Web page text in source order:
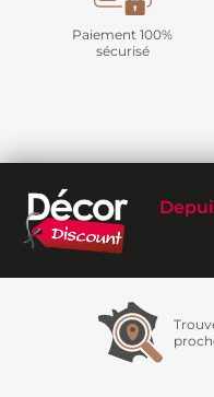
Paiement 100%
sécurisé